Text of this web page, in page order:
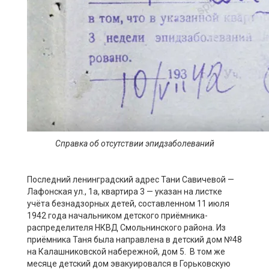
Справка об отсутствииэпидзаболеваний
Последний ленинградский адрес Тани Савичевой —
Лафонская ул., 1а, квартира 3 — указан на листке
учёта безнадзорных детей, составленном 11 июля
1942 года начальником детского приёмника-
распределителя НКВД Смольнинского района. Из
приёмника Таня была направлена в детский дом №48
на Калашниковской набережной, дом 5. В том же
месяце детский дом эвакуировался в Горьковскую